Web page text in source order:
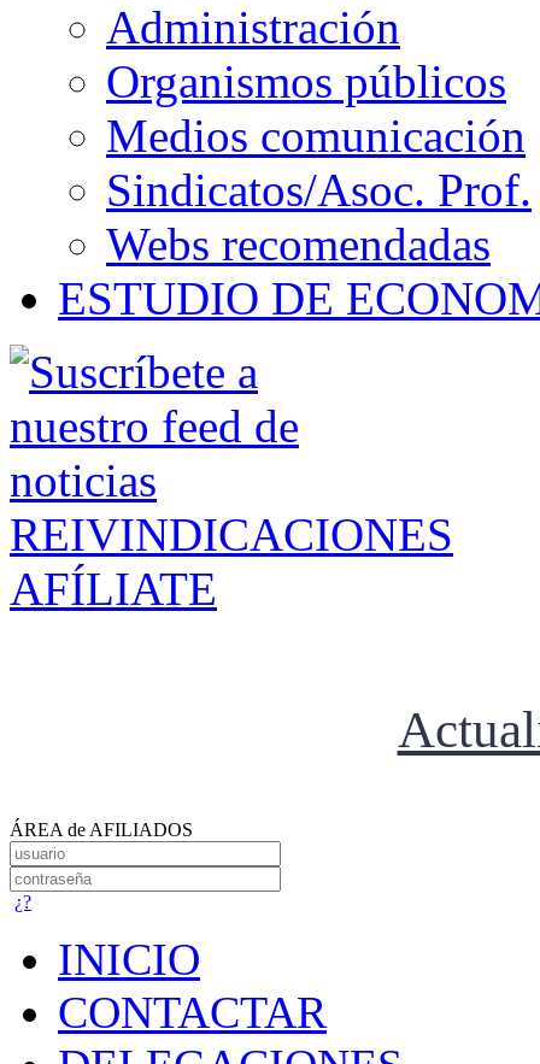
Administración
Organismos públicos
Medios comunicación
Sindicatos/Asoc. Prof.
Webs recomendadas
ESTUDIO DE
REIVINDICACIONES
AFÍLIATE
ÁREA de AFILIADOS
¿?
INICIO
CONTACTAR